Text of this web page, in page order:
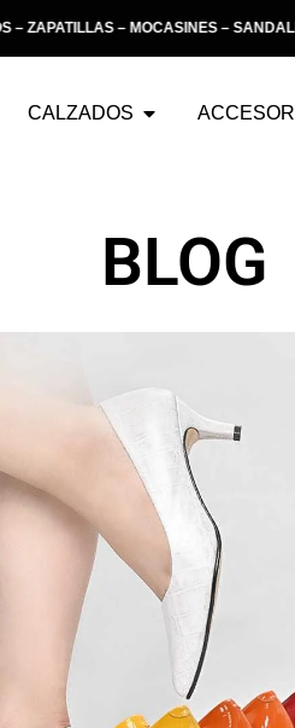
– MOCASINES – SANDALIAS —–
CALZADOS
BLOG